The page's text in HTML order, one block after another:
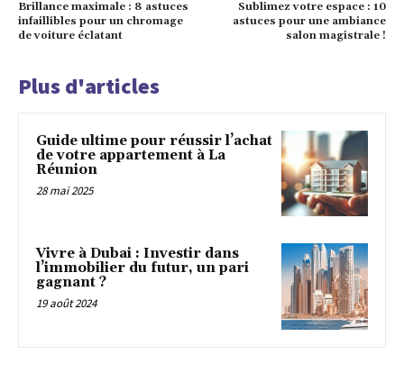
Brillance maximale : 8 astuces
infaillibles pour un chromage
de voiture éclatant
Sublimez votre espace : 10
astuces pour une ambiance
salon magistrale !
Plus d'articles
Guide ultime pour réussir l’achat
de votre appartement à La
Réunion
28 mai 2025
Vivre à Dubai : Investir dans
l’immobilier du futur, un pari
gagnant ?
19 août 2024